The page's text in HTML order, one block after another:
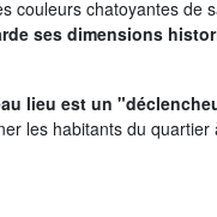
couleurs chatoyantes de
ses dimensions
lieu est un
les habitants du